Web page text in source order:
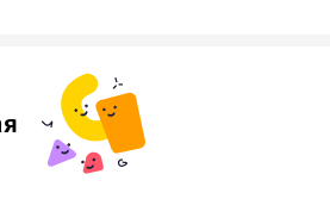
в Абхазии христианство и за
попала в книгу рекордов